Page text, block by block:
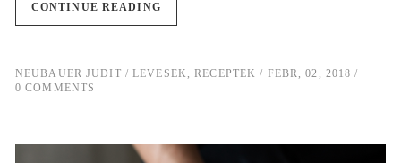
CONTINUE READING
NEUBAUER JUDIT LEVESEK ,RECEPTEK
FEBR, 02, 2018
0 COMMENTS